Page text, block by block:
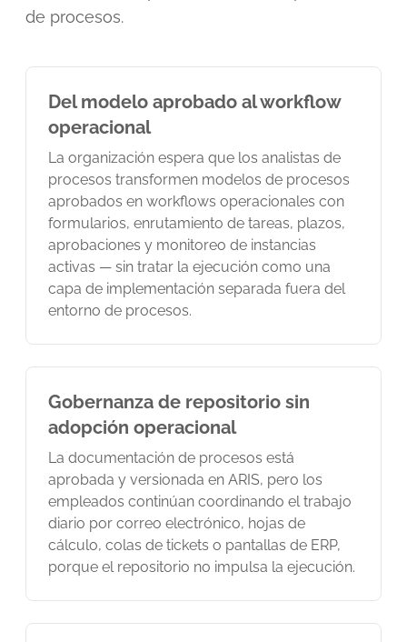
de procesos.
Del modelo aprobado al workflow
operacional
La organización espera que los analistas de
procesos transformen modelos de procesos
aprobados en workflows operacionales con
formularios, enrutamiento de tareas, plazos,
aprobaciones y monitoreo de instancias
activas — sin tratar la ejecución como una
capa de implementación separada fuera del
entorno de procesos.
Gobernanza de repositorio sin
adopción operacional
La documentación de procesos está
aprobada y versionada en ARIS, pero los
empleados continúan coordinando el trabajo
diario por correo electrónico, hojas de
cálculo, colas de tickets o pantallas de ERP,
porque el repositorio no impulsa la ejecución.